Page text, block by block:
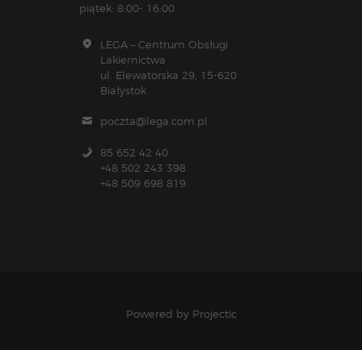
piątek: 8:00- 16:00
LEGA – Centrum Obsługi
Lakiernictwa
ul. Elewatorska 29, 15-620
Białystok
poczta@lega.com.pl
85 652 42 40
+48 502 243 398
+48 509 698 819
Powered by Projectic